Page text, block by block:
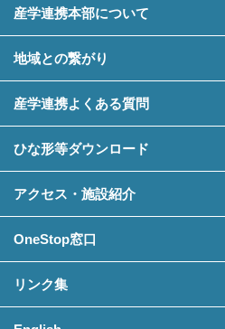
産学連携本部について
地域との繋がり
産学連携よくある質問
ひな形等ダウンロード
アクセス・施設紹介
OneStop窓口
リンク集